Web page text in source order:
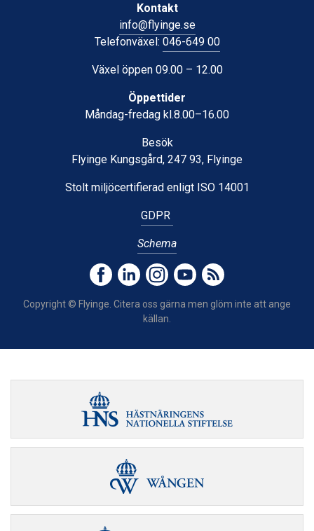
Kontakt
info@flyinge.se
Telefonväxel: 046-649 00
Växel öppen 09.00 – 12.00
Öppettider
Måndag-fredag kl.8.00–16.00
Besök
Flyinge Kungsgård, 247 93, Flyinge
Stolt miljöcertifierad enligt ISO 14001
GDPR
Schema
Copyright © Flyinge. Citera oss gärna men glöm inte att ange
källan.